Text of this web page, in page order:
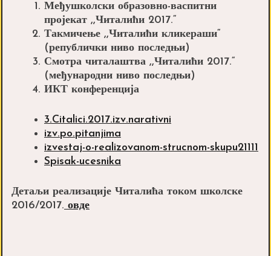
Међушколски образовно-васпитни
пројекат ,,Читалићи 2017.“
Такмичење ,,Читалићи кликераши“
(републички ниво последњи)
Смотра читалаштва ,,Читалићи 2017.“
(међународни ниво последњи)
ИКТ конференција
3.Citalici.2017.izv.narativni
izv.po.pitanjima
izvestaj-o-realizovanom-strucnom-skupu21111
Spisak-ucesnika
Детаљи реализације Читалића током школске
2016/2017. овде